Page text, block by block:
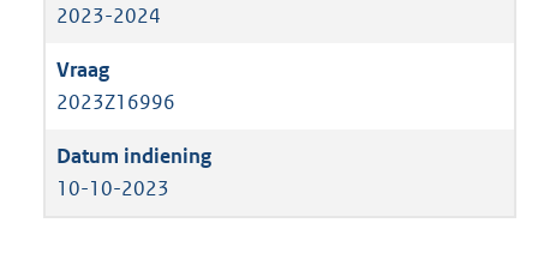
2023-2024
2023Z16996
10-10-2023